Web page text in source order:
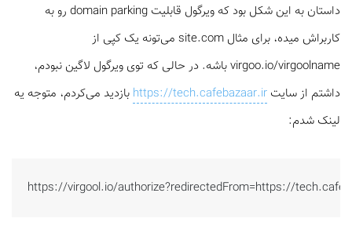
داستان به این شکل بود که ویرگول قابلیت domain parking رو به
کاربراش میده، برای مثال site.com می‌تونه یک کپی از
virgoo.io/virgoolname باشه. در حالی که توی ویرگول لاگین نبودم،
داشتم از سایت https://tech.cafebazaar.ir بازدید می‌کردم،‌ متوجه یه
لینک شدم:
https://virgool.io/authorize?redirectedFrom=https://